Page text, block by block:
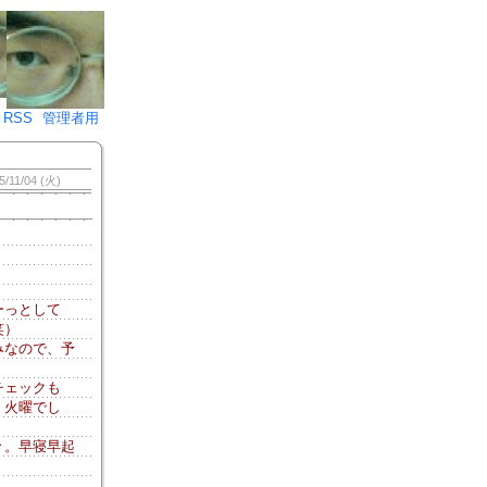
♪)÷2
RSS 管理者用
11/04 (火)
として
ので、予
ックも
曜でし
早寝早起